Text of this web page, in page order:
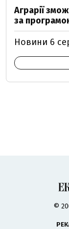
Аграрії
за
Новини 6
©